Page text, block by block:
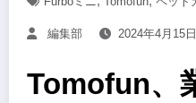
編集部 2024年4月15日
Tomofun、